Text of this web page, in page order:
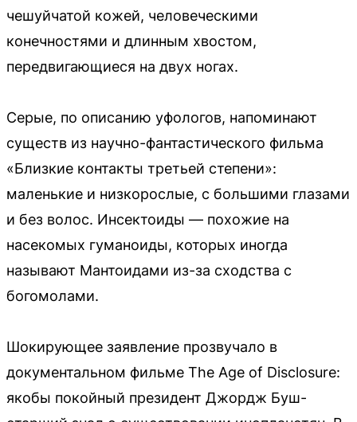
чешуйчатой кожей, человеческими
конечностями и длинным хвостом,
передвигающиеся на двух ногах.
Серые, по описанию уфологов, напоминают
существ из научно-фантастического фильма
«Близкие контакты третьей степени»:
маленькие и низкорослые, с большими глазами
и без волос. Инсектоиды — похожие на
насекомых гуманоиды, которых иногда
называют Мантоидами из-за сходства с
богомолами.
Шокирующее заявление прозвучало в
документальном фильме The Age of Disclosure:
якобы покойный президент Джордж Буш-